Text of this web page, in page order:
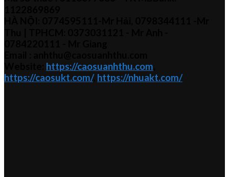
https://caosuanhthu.com
https://caosukt.com/, https://nhuakt.com/